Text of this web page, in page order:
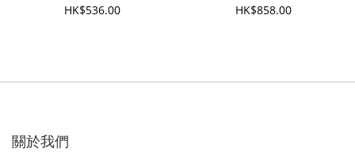
HK$536.00
HK$858.00
關於我們